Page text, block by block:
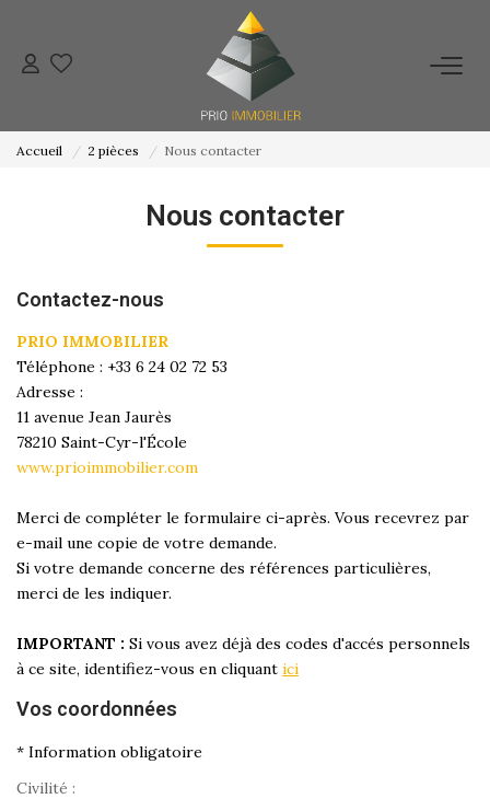
ACHETER
NOS ACTIONS COMMERCIALES
CONTACT
Accueil 2 pièces Nous contacter
Nous contacter
Contactez-nous
PRIO IMMOBILIER
Téléphone : +33 6 24 02 72 53
Adresse :
11 avenue Jean Jaurès
78210 Saint-Cyr-l'École
www.prioimmobilier.com
Merci de compléter le formulaire ci-après. Vous recevrez par
e-mail une copie de votre demande.
Si votre demande concerne des références particulières,
merci de les indiquer.
IMPORTANT : Si vous avez déjà des codes d'accés personnels
à ce site, identifiez-vous en cliquant ici
Vos coordonnées
* Information obligatoire
Civilité :